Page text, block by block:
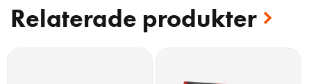
Relaterade produkter